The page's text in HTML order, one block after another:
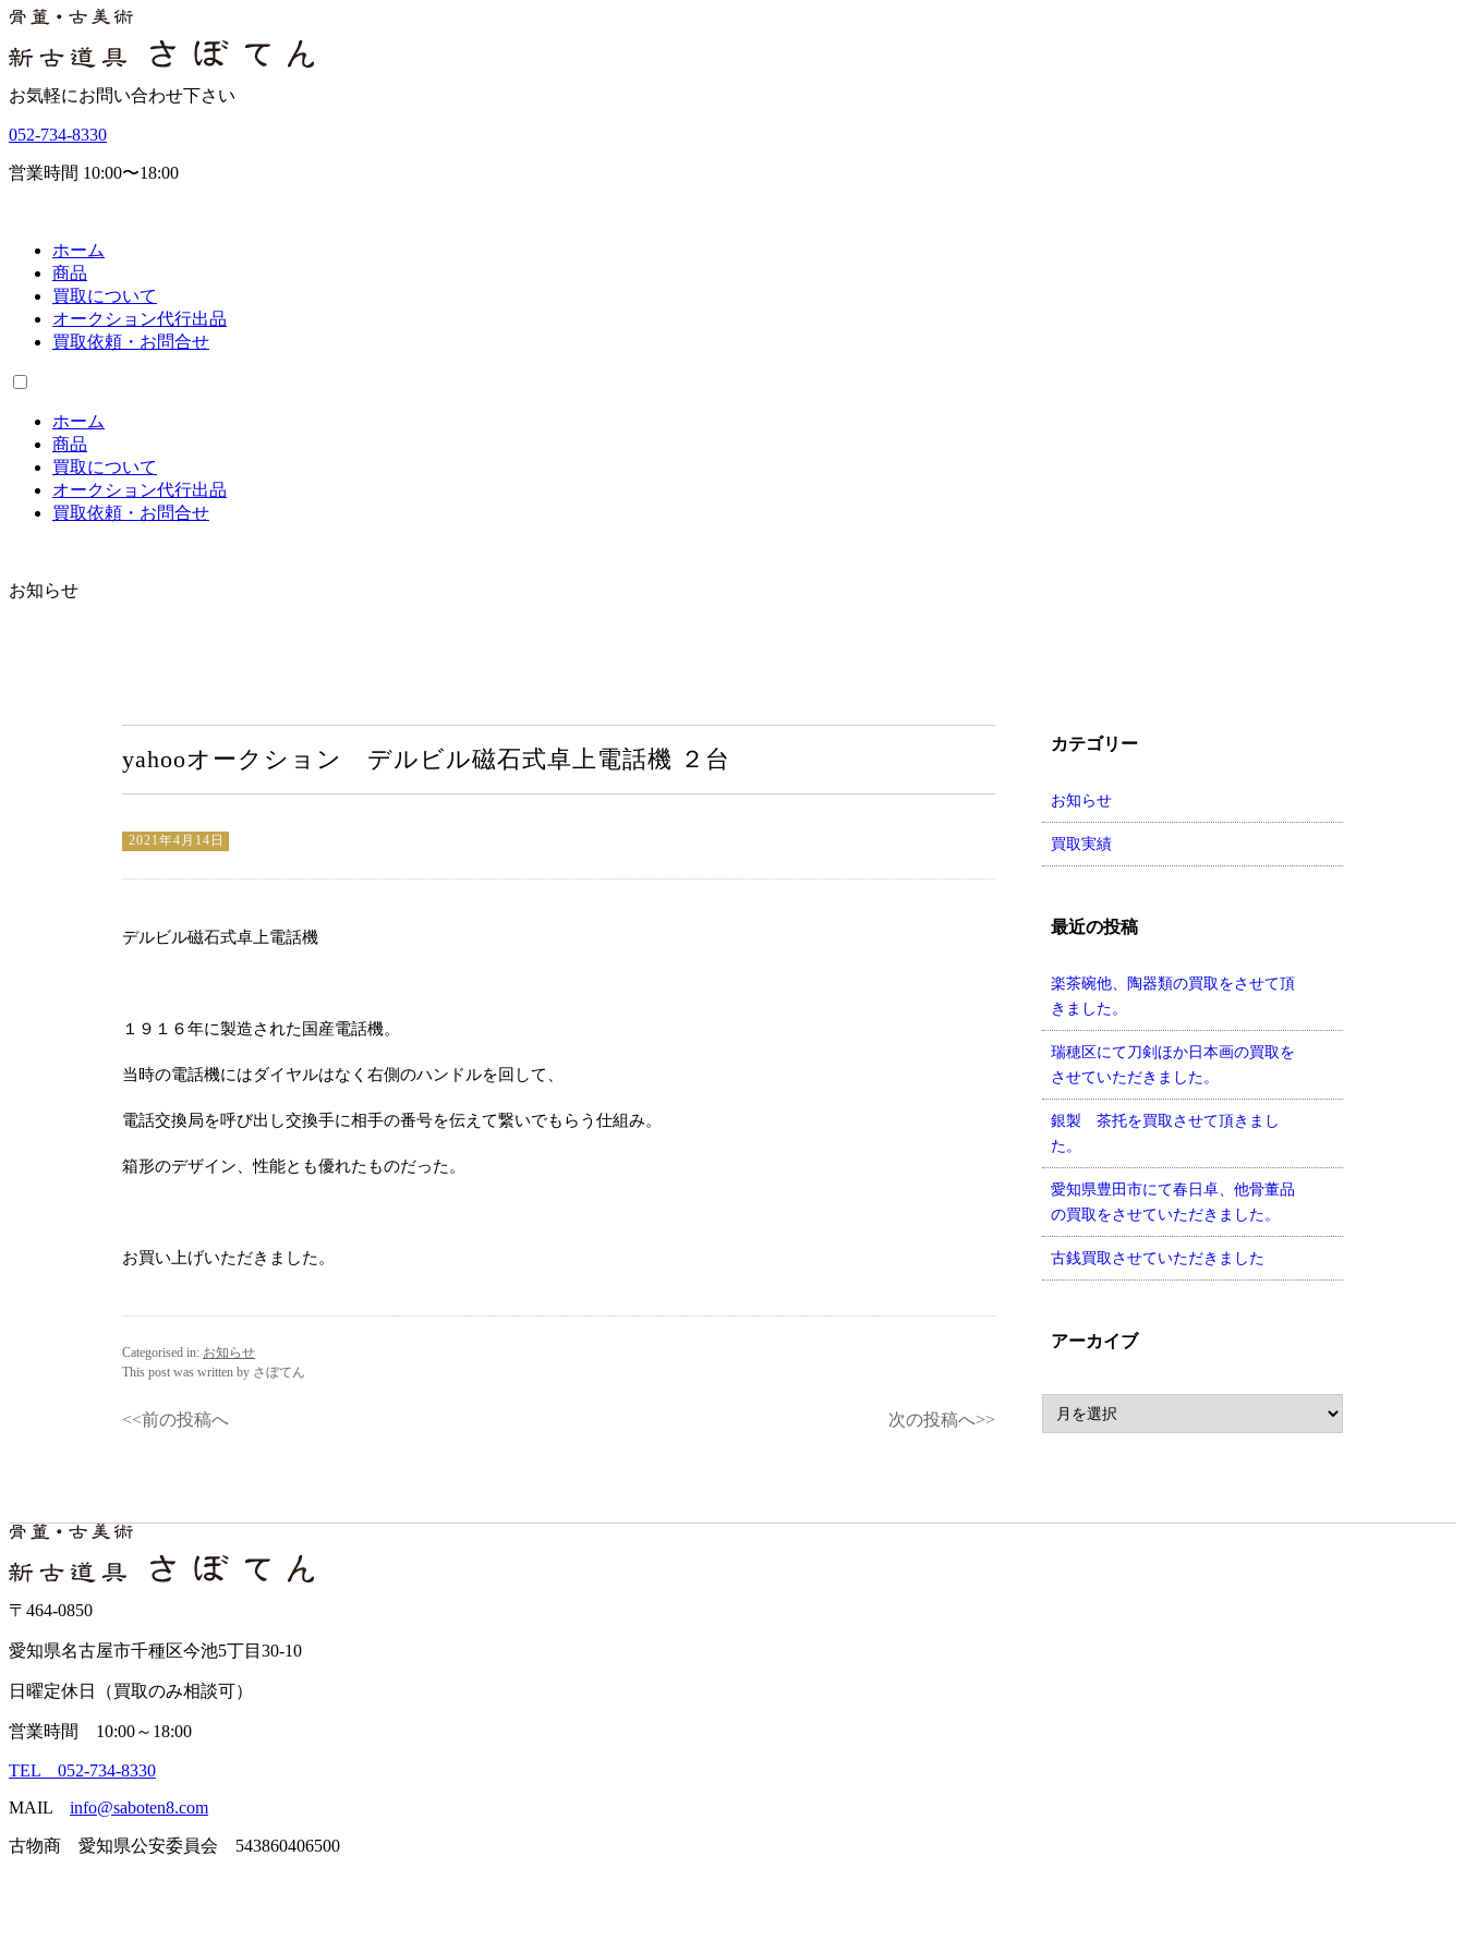
お気軽にお問い合わせ下さい
052-734-8330
営業時間 10:00〜18:00
ホーム
商品
買取について
オークション代行出品
買取依頼・お問合せ
ホーム
商品
買取について
オークション代行出品
買取依頼・お問合せ
お知らせ
yahooオークション デルビル磁石式卓上電話機 ２台
2021年4月14日
デルビル磁石式卓上電話機
１９１６年に製造された国産電話機。
当時の電話機にはダイヤルはなく右側のハンドルを回して、
電話交換局を呼び出し交換手に相手の番号を伝えて繋いでもらう仕組み。
箱形のデザイン、性能とも優れたものだった。
お買い上げいただきました。
Categorised in: お知らせ
This post was written by さぼてん
<<前の投稿へ 次の投稿へ>>
カテゴリー
お知らせ
買取実績
最近の投稿
楽茶碗他、陶器類の買取をさせて頂
きました。
瑞穂区にて刀剣ほか日本画の買取を
させていただきました。
銀製 茶托を買取させて頂きまし
た。
愛知県豊田市にて春日卓、他骨董品
の買取をさせていただきました。
古銭買取させていただきました
アーカイブ
〒464-0850
愛知県名古屋市千種区今池5丁目30-10
日曜定休日（買取のみ相談可）
営業時間 10:00～18:00
TEL 052-734-8330
MAIL info@saboten8.com
古物商 愛知県公安委員会 543860406500